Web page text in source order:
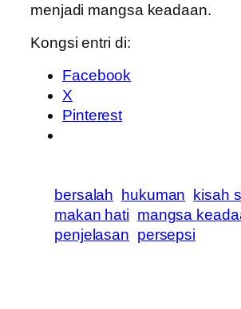
menjadi mangsa keadaan.
Kongsi entri di:
Facebook
X
Pinterest
bersalah hukuman
kisah
makan hati mangsa
penjelasan persepsi